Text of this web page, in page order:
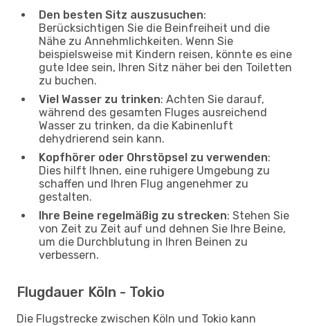
Den besten Sitz auszusuchen:
Berücksichtigen Sie die Beinfreiheit und die
Nähe zu Annehmlichkeiten. Wenn Sie
beispielsweise mit Kindern reisen, könnte es eine
gute Idee sein, Ihren Sitz näher bei den Toiletten
zu buchen.
Viel Wasser zu trinken: Achten Sie darauf,
während des gesamten Fluges ausreichend
Wasser zu trinken, da die Kabinenluft
dehydrierend sein kann.
Kopfhörer oder Ohrstöpsel zu verwenden:
Dies hilft Ihnen, eine ruhigere Umgebung zu
schaffen und Ihren Flug angenehmer zu
gestalten.
Ihre Beine regelmäßig zu strecken: Stehen Sie
von Zeit zu Zeit auf und dehnen Sie Ihre Beine,
um die Durchblutung in Ihren Beinen zu
verbessern.
Flugdauer Köln - Tokio
Die Flugstrecke zwischen Köln und Tokio kann